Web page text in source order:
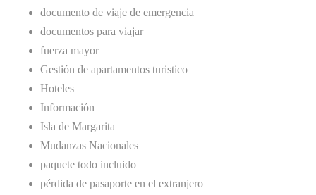
documento de viaje de emergencia
documentos para viajar
fuerza mayor
Gestión de apartamentos turistico
Hoteles
Información
Isla de Margarita
Mudanzas Nacionales
paquete todo incluido
pérdida de pasaporte en el extranjero